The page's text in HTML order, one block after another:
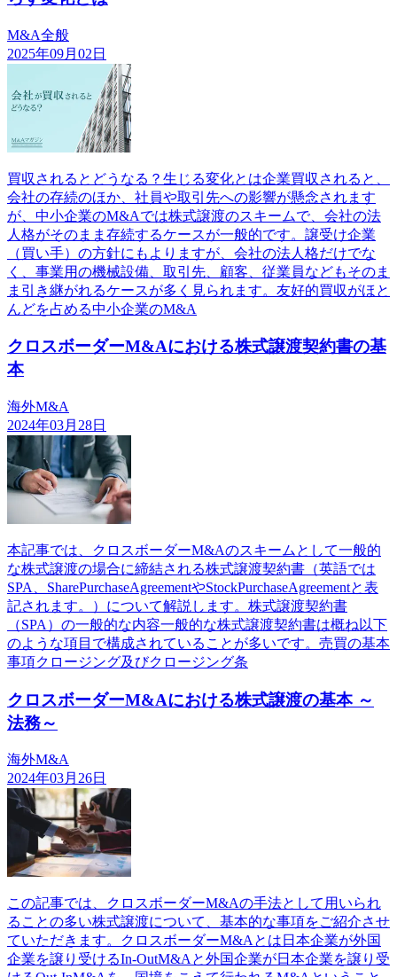
M&A全般
2025年09月02日
買収されるとどうなる？生じる変化とは企業買収されると、
会社の存続のほか、社員や取引先への影響が懸念されます
が、中小企業のM&Aでは株式譲渡のスキームで、会社の法
人格がそのまま存続するケースが一般的です。譲受け企業
（買い手）の方針にもよりますが、会社の法人格だけでな
く、事業用の機械設備、取引先、顧客、従業員などもそのま
ま引き継がれるケースが多く見られます。友好的買収がほと
んどを占める中小企業のM&A
クロスボーダーM&Aにおける株式譲渡契約書の基
本
海外M&A
2024年03月28日
本記事では、クロスボーダーM&Aのスキームとして一般的
な株式譲渡の場合に締結される株式譲渡契約書（英語では
SPA、SharePurchaseAgreementやStockPurchaseAgreementと表
記されます。）について解説します。株式譲渡契約書
（SPA）の一般的な内容一般的な株式譲渡契約書は概ね以下
のような項目で構成されていることが多いです。売買の基本
事項クロージング及びクロージング条
クロスボーダーM&Aにおける株式譲渡の基本 ～
法務～
海外M&A
2024年03月26日
この記事では、クロスボーダーM&Aの手法として用いられ
ることの多い株式譲渡について、基本的な事項をご紹介させ
ていただきます。クロスボーダーM&Aとは日本企業が外国
企業を譲り受けるIn-OutM&Aと外国企業が日本企業を譲り受